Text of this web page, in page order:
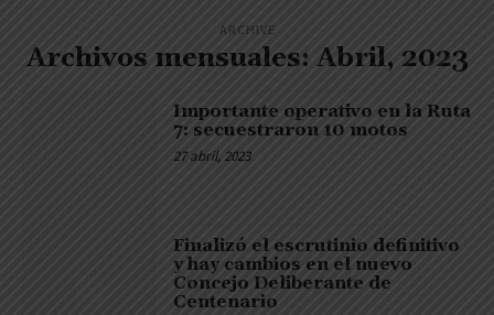
ARCHIVE
Archivos mensuales: Abril, 2023
Importante operativo en la Ruta
7: secuestraron 10 motos
27 abril, 2023
Finalizó el escrutinio definitivo
y hay cambios en el nuevo
Concejo Deliberante de
Centenario